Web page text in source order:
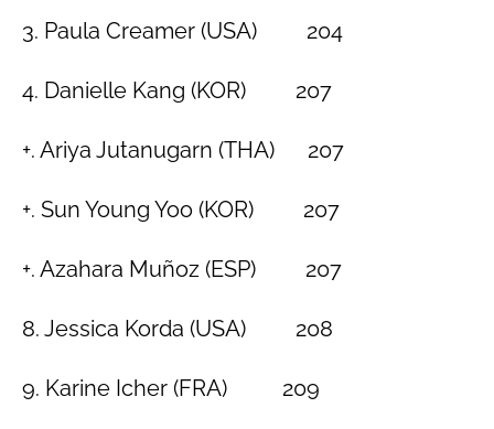
3. Paula Creamer (USA) 204
4. Danielle Kang (KOR) 207
+. Ariya Jutanugarn (THA) 207
+. Sun Young Yoo (KOR) 207
+. Azahara Muñoz (ESP) 207
8. Jessica Korda (USA) 208
9. Karine Icher (FRA) 209